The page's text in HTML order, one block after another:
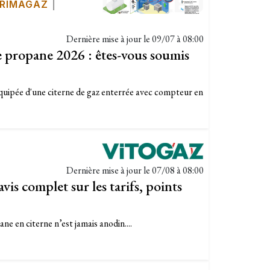
Dernière mise à jour le09/07 à 08:00
2026 : êtes-vous soumis
d'une citerne de gaz enterrée avec compteur en
Dernière mise à jour le07/08 à 08:00
complet sur les tarifs, points
en citerne n’est jamais anodin....